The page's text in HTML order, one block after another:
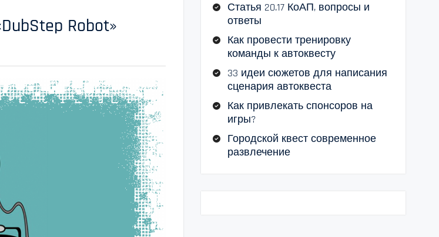
Robot»
Статья 20.17 КоАП, вопросы и
ответы
Как провести тренировку
команды к автоквесту
33 идеи сюжетов для написания
сценария автоквеста
Как привлекать спонсоров на
игры?
Городской квест современное
развлечение